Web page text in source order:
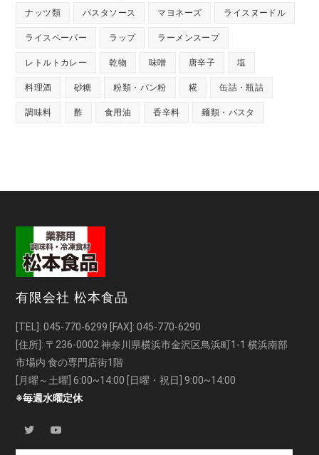
ナッツ類 パスタソース マヨネーズ ライスヌードル
ライスペーパー ラップ ラーメンスープ
レトルトカレー 乾物 味噌 唐辛子 塩
料理酒 砂糖 粉類・パン粉 糀 缶詰・瓶詰
調味料 酢 食用油 香辛料 麺類・パスタ
有限会社 松本食品
[TEL]:045-770-6299 [FAX]: 045-770-6290
[住所]: 〒236-0002 神奈川県横浜市金沢区鳥浜町1-1 横浜南部
市場内 食の専門店街1階
[月曜～土曜] 6:00~14:00 [日曜・祝日] 9:00~14:00
※毎週水曜定休